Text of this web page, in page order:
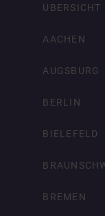
ÜBERSICHT
AACHEN
AUGSBURG
BERLIN
BIELEFELD
BREMEN